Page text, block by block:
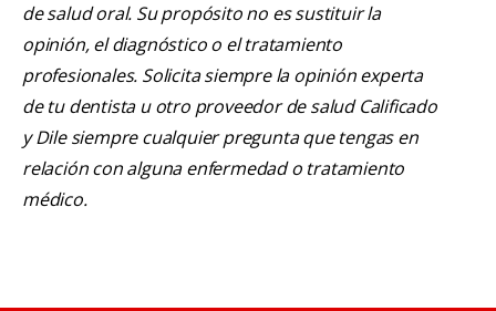
de salud oral. Su propósito no es sustituir la
opinión, el diagnóstico o el tratamiento
profesionales. Solicita siempre la opinión experta
de tu dentista u otro proveedor de salud Calificado
y Dile siempre cualquier pregunta que tengas en
relación con alguna enfermedad o tratamiento
médico.